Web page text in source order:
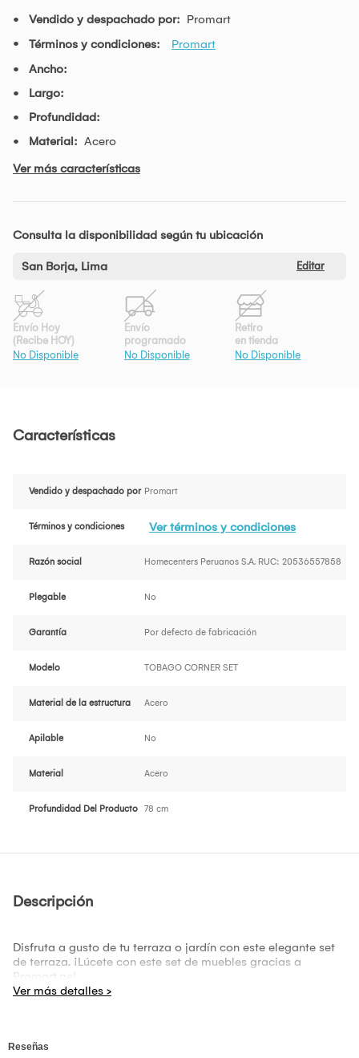
Vendido y despachado por: Promart
Términos y condiciones:
Promart
Ancho:
Largo:
Profundidad:
Material: Acero
Ver más características
Consulta la disponibilidad según tu ubicación
San Borja, Lima Editar
Envío Hoy
(Recibe HOY)
No Disponible
Envío
programado
No Disponible
Retiro
en tienda
No Disponible
Características
Vendido y despachado por Promart
Términos y condiciones Ver términos y condiciones
Razón social Homecenters Peruanos S.A. RUC: 20536557858
Plegable No
Garantía Por defecto de fabricación
Modelo TOBAGO CORNER SET
Material de la estructura Acero
Apilable No
Material Acero
Profundidad Del Producto 78 cm
Descripción
Disfruta a gusto de tu terraza o jardín con este elegante set
de terraza. ¡Lúcete con este set de muebles gracias a
Promart.pe!